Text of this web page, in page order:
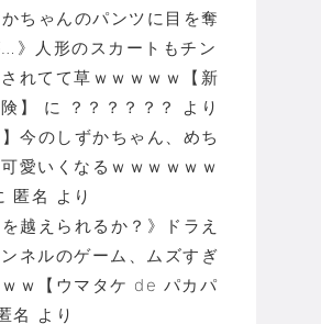
かちゃんのパンツに目を奪
》人形のスカートもチン
れてて草ｗｗｗｗｗ【新
】
に ？？？？？？
より
】今のしずかちゃん、めち
愛いくなるｗｗｗｗｗｗ
匿名 より
を越えられるか？》ドラえ
ネルのゲーム、ムズすぎ
ｗ【ウマタケ de パカパ
名 より